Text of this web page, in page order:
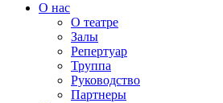
О нас
О театре
Залы
Репертуар
Труппа
Руководство
Партнеры